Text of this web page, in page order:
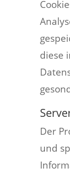
diese
Der
und